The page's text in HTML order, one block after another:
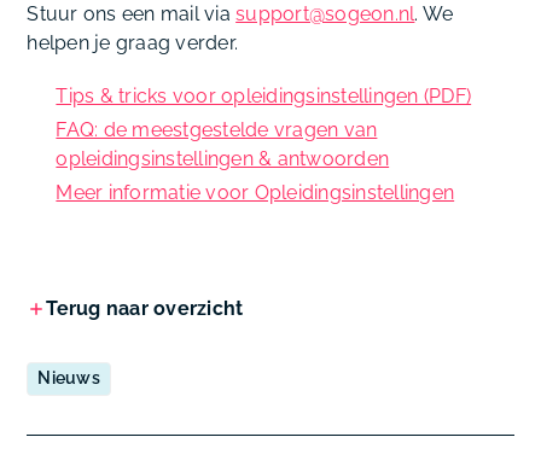
Stuur ons een mail viasupport@sogeon.nl. We
helpen je graag verder.
Tips & tricks voor opleidingsinstellingen (PDF)
FAQ: de meestgestelde vragen van
opleidingsinstellingen & antwoorden
Meer informatie voor Opleidingsinstellingen
Terug naar overzicht
Nieuws